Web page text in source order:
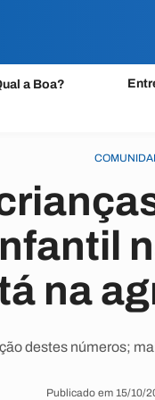
a Boa?
na
destes números;
Publicado em 15/10/